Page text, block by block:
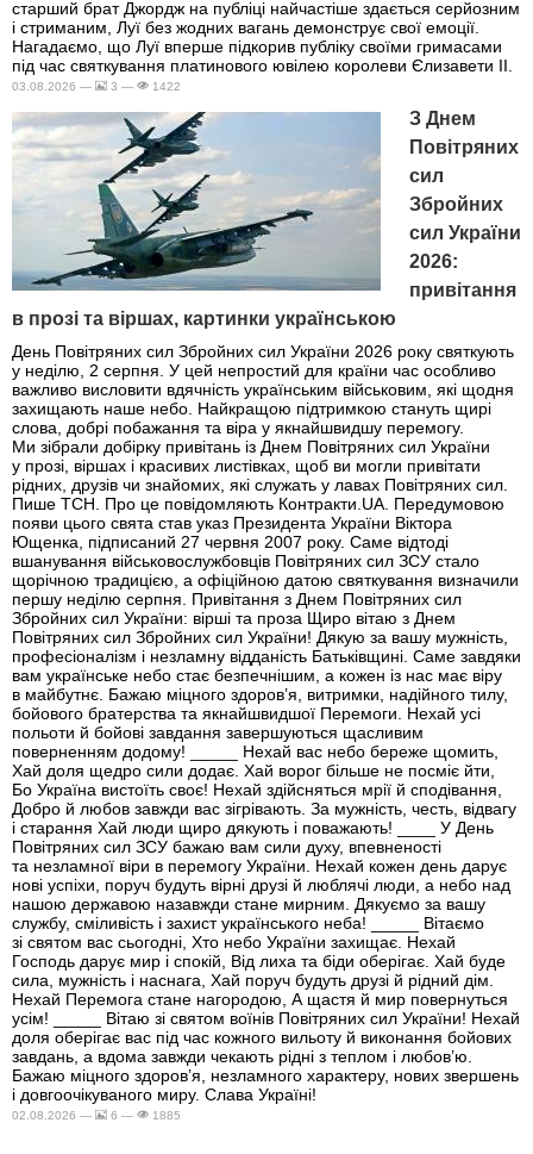
старший брат Джордж на публіці найчастіше здається серйозним
і стриманим, Луї без жодних вагань демонструє свої емоції.
Нагадаємо, що Луї вперше підкорив публіку своїми гримасами
під час святкування платинового ювілею королеви Єлизавети II.
03.08.2026 — 3 — 1422
З Днем
Повітряних
сил
Збройних
сил України
2026:
привітання
в прозі та віршах, картинки українською
День Повітряних сил Збройних сил України 2026 року святкують
у неділю, 2 серпня. У цей непростий для країни час особливо
важливо висловити вдячність українським військовим, які щодня
захищають наше небо. Найкращою підтримкою стануть щирі
слова, добрі побажання та віра у якнайшвидшу перемогу.
Ми зібрали добірку привітань із Днем Повітряних сил України
у прозі, віршах і красивих листівках, щоб ви могли привітати
рідних, друзів чи знайомих, які служать у лавах Повітряних сил.
Пише ТСН. Про це повідомляють Контракти.UA. Передумовою
появи цього свята став указ Президента України Віктора
Ющенка, підписаний 27 червня 2007 року. Саме відтоді
вшанування військовослужбовців Повітряних сил ЗСУ стало
щорічною традицією, а офіційною датою святкування визначили
першу неділю серпня. Привітання з Днем Повітряних сил
Збройних сил України: вірші та проза Щиро вітаю з Днем
Повітряних сил Збройних сил України! Дякую за вашу мужність,
професіоналізм і незламну відданість Батьківщині. Саме завдяки
вам українське небо стає безпечнішим, а кожен із нас має віру
в майбутнє. Бажаю міцного здоров’я, витримки, надійного тилу,
бойового братерства та якнайшвидшої Перемоги. Нехай усі
польоти й бойові завдання завершуються щасливим
поверненням додому! _____ Нехай вас небо береже щомить,
Хай доля щедро сили додає. Хай ворог більше не посміє йти,
Бо Україна вистоїть своє! Нехай здійсняться мрії й сподівання,
Добро й любов завжди вас зігрівають. За мужність, честь, відвагу
і старання Хай люди щиро дякують і поважають! ____ У День
Повітряних сил ЗСУ бажаю вам сили духу, впевненості
та незламної віри в перемогу України. Нехай кожен день дарує
нові успіхи, поруч будуть вірні друзі й люблячі люди, а небо над
нашою державою назавжди стане мирним. Дякуємо за вашу
службу, сміливість і захист українського неба! _____ Вітаємо
зі святом вас сьогодні, Хто небо України захищає. Нехай
Господь дарує мир і спокій, Від лиха та біди оберігає. Хай буде
сила, мужність і наснага, Хай поруч будуть друзі й рідний дім.
Нехай Перемога стане нагородою, А щастя й мир повернуться
усім! _____ Вітаю зі святом воїнів Повітряних сил України! Нехай
доля оберігає вас під час кожного вильоту й виконання бойових
завдань, а вдома завжди чекають рідні з теплом і любов’ю.
Бажаю міцного здоров’я, незламного характеру, нових звершень
і довгоочікуваного миру. Слава Україні!
02.08.2026 — 6 — 1885